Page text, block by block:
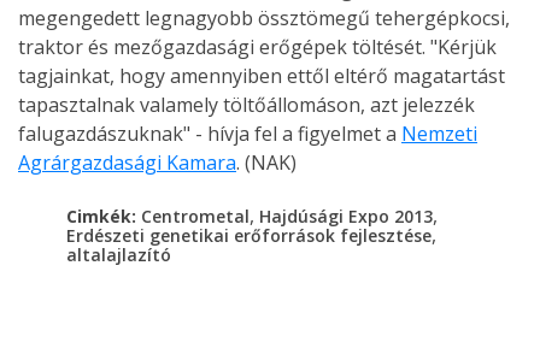
megengedett legnagyobb össztömegű tehergépkocsi,
traktor és mezőgazdasági erőgépek töltését. "Kérjük
tagjainkat, hogy amennyiben ettől eltérő magatartást
tapasztalnak valamely töltőállomáson, azt jelezzék
falugazdászuknak" - hívja fel a figyelmet a Nemzeti
Agrárgazdasági Kamara. (NAK)
Cimkék: Centrometal, Hajdúsági Expo 2013,
Erdészeti genetikai erőforrások fejlesztése,
altalajlazító